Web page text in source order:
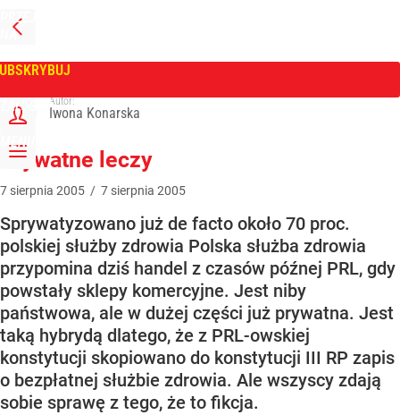
PRZEJDŹ
NA
GŁÓWNĄ
ZALOGUJ
MENU
Tygodnik Wprost
Autor:
Iwona Konarska
Prywatne leczy
7 sierpnia 2005 / 7 sierpnia 2005
Sprywatyzowano już de facto około 70 proc.
polskiej służby zdrowia Polska służba zdrowia
przypomina dziś handel z czasów późnej PRL, gdy
powstały sklepy komercyjne. Jest niby
państwowa, ale w dużej części już prywatna. Jest
taką hybrydą dlatego, że z PRL-owskiej
konstytucji skopiowano do konstytucji III RP zapis
o bezpłatnej służbie zdrowia. Ale wszyscy zdają
sobie sprawę z tego, że to fikcja.